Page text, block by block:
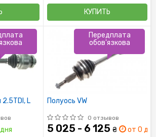
КУПИТЬ
L Полуось VW
0 отзывов
5 025 - 6 125 ₴ от 0 дн.
Передплата
обов'язкова